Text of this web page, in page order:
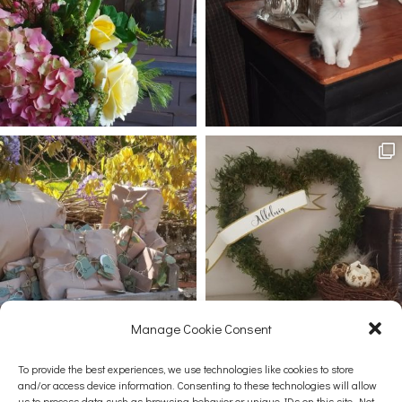
Manage Cookie Consent
To provide the best experiences, we use technologies like cookies to store
and/or access device information. Consenting to these technologies will allow
Afficher plus... Suivez-nous sur Instagram